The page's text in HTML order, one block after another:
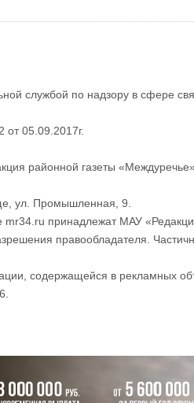
службой по надзору в сфере
05.09.2017г.
районной газеты
ул. Промышленная, 9.
принадлежат МАУ
правообладателя.
содержащейся в рекламных